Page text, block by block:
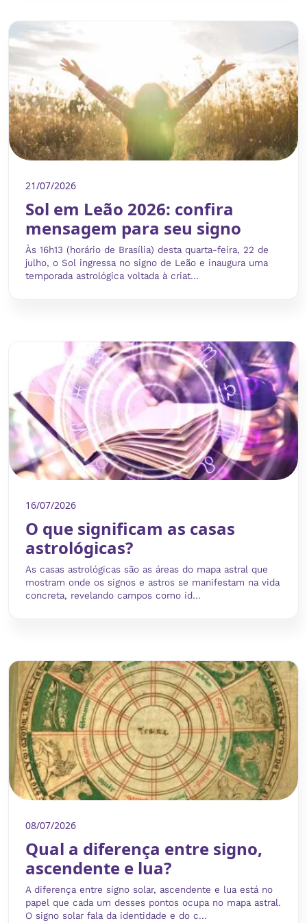
21/07/2026
Sol em Leão 2026: confira
mensagem para seu signo
Às 16h13 (horário de Brasília) desta quarta-feira, 22 de
julho, o Sol ingressa no signo de Leão e inaugura uma
temporada astrológica voltada à criat...
16/07/2026
O que significam as casas
astrológicas?
As casas astrológicas são as áreas do mapa astral que
mostram onde os signos e astros se manifestam na vida
concreta, revelando campos como id...
08/07/2026
Qual a diferença entre signo,
ascendente e lua?
A diferença entre signo solar, ascendente e lua está no
papel que cada um desses pontos ocupa no mapa astral.
O signo solar fala da identidade e do c...